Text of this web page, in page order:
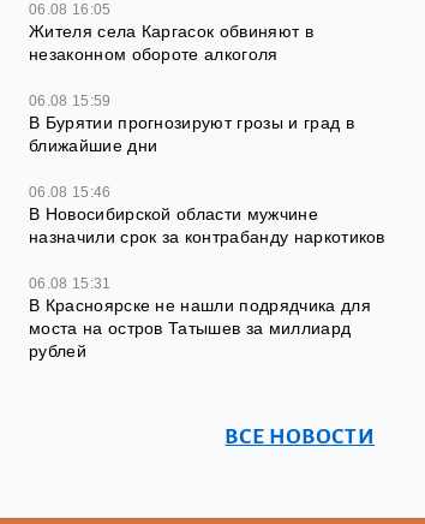
06.08 16:05
Жителя села Каргасок обвиняют в
незаконном обороте алкоголя
06.08 15:59
В Бурятии прогнозируют грозы и град в
ближайшие дни
06.08 15:46
В Новосибирской области мужчине
назначили срок за контрабанду наркотиков
06.08 15:31
В Красноярске не нашли подрядчика для
моста на остров Татышев за миллиард
рублей
ВСЕ НОВОСТИ